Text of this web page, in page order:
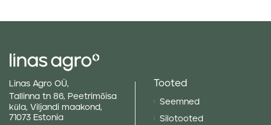
Linas Agro OÜ,
Tallinna tn 86, Peetrimõisa
küla, Viljandi maakond,
71073 Estonia
Tooted
Seemned
Silotooted